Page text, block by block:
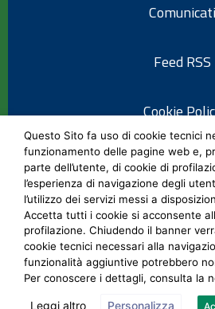
Comunicati
Feed RSS
Cookie
Informativa
Note legali
Social Media
Questo Sito fa uso di cookie tecnici
funzionamento delle pagine web e,
parte dell’utente, di cookie di
l’esperienza di navigazione degli
l’utilizzo dei servizi messi a
Accetta tutti i cookie si acconsente
profilazione. Chiudendo il banner
cookie tecnici necessari alla
funzionalità aggiuntive potrebbero
Per conoscere i dettagli, consulta la
Leggi altro Personalizza